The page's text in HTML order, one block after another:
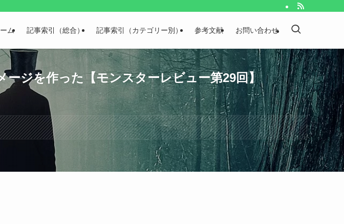
ム 記事索引（総合） 記事索引（カテゴリー別） 参考文献 お問い合わせ
ジを作った【モンスターレビュー第29回】